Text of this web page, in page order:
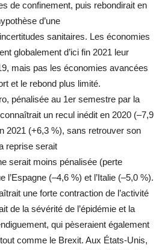
de confinement, puis rebondirait en
d’une
sanitaires. Les économies
globalement d’ici fin 2021 leur
mais pas les économies avancées
et le rebond plus limité.
pénalisée au 1er semestre par la
un recul inédit en 2020 (–7,9
2021 (+6,3 %), sans retrouver son
reprise serait
serait moins pénalisée (perte
l’Espagne (–4,6 %) et l’Italie (–5,0 %).
une forte contraction de l’activité
de la sévérité de l’épidémie et la
qui pèseraient également
comme le Brexit. Aux États-Unis,